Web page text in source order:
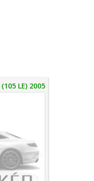
(105 LE) 2005